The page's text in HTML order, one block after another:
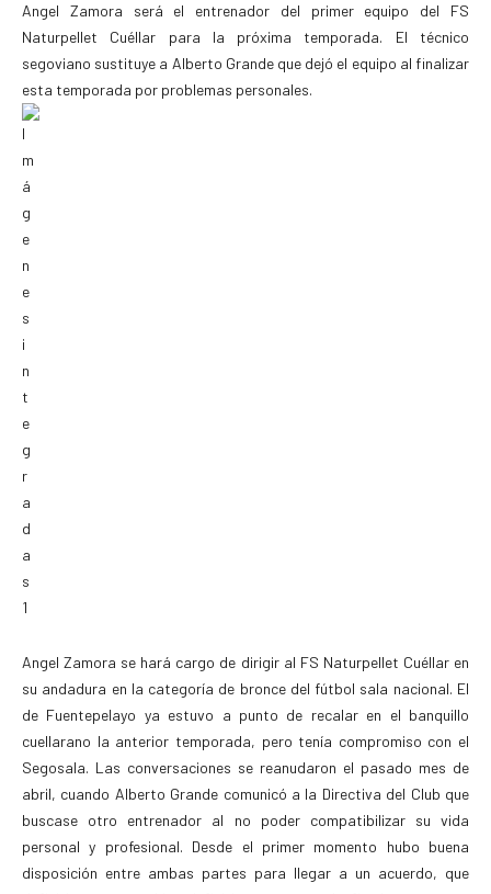
Angel Zamora será el entrenador del primer equipo del FS
Naturpellet Cuéllar para la próxima temporada. El técnico
segoviano sustituye a Alberto Grande que dejó el equipo al finalizar
esta temporada por problemas personales.
Angel Zamora se hará cargo de dirigir al FS Naturpellet Cuéllar en
su andadura en la categoría de bronce del fútbol sala nacional. El
de Fuentepelayo ya estuvo a punto de recalar en el banquillo
cuellarano la anterior temporada, pero tenía compromiso con el
Segosala. Las conversaciones se reanudaron el pasado mes de
abril, cuando Alberto Grande comunicó a la Directiva del Club que
buscase otro entrenador al no poder compatibilizar su vida
personal y profesional. Desde el primer momento hubo buena
disposición entre ambas partes para llegar a un acuerdo, que